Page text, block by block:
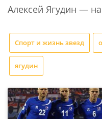
Алексей Ягудин —
Спорт и жизнь звезд
ягудин